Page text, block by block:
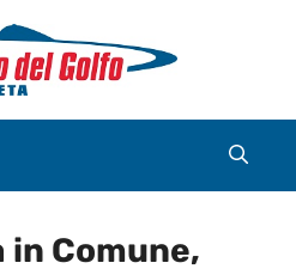
in Comune,